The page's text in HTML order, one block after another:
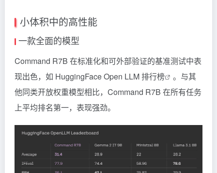
小体积中的高性能
一款全面的模型
Command R7B 在标准化和可外部验证的基准测试中表
现出色，如 HuggingFace Open LLM 排行榜
。与其
他同类开放权重模型相比，Command R7B 在所有任务
上平均排名第一，表现强劲。